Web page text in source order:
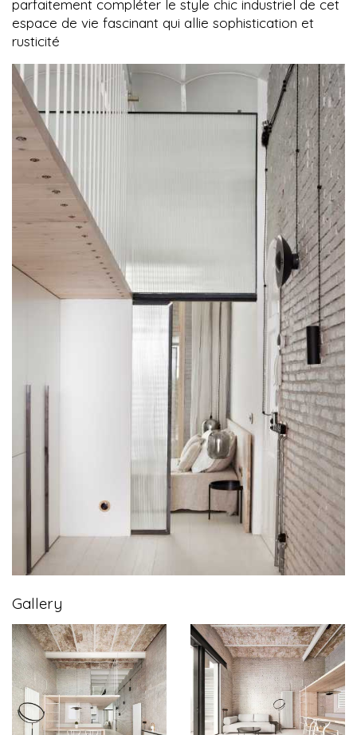
parfaitement compléter le style chic industriel de cet
espace de vie fascinant qui allie sophistication et
rusticité
Gallery